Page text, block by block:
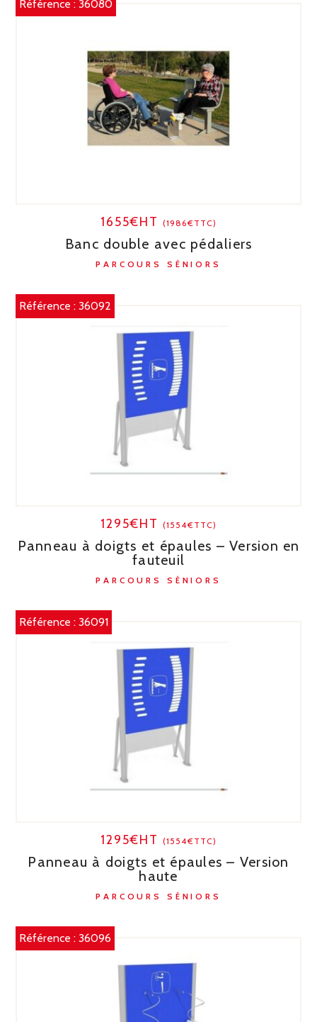
Référence :36080
1655€HT (1986€TTC)
Banc double avec pédaliers
PARCOURS SÉNIORS
Référence :36092
1295€HT (1554€TTC)
Panneau à doigts et épaules – Version en
fauteuil
PARCOURS SÉNIORS
Référence :36091
1295€HT (1554€TTC)
Panneau à doigts et épaules – Version
haute
PARCOURS SÉNIORS
Référence :36096